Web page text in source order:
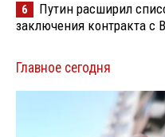
6
Путин расширил
заключения контракта с
Главное сегодня